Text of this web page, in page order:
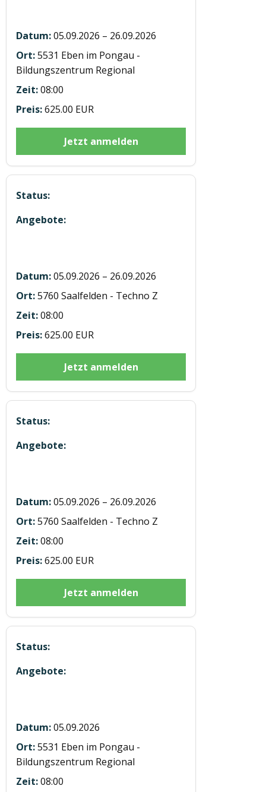
05.09.2026 – 26.09.2026
5531 Eben im Pongau -
Bildungszentrum Regional
08:00
625.00 EUR
Jetzt anmelden
05.09.2026 – 26.09.2026
5760 Saalfelden - Techno Z
08:00
625.00 EUR
Jetzt anmelden
05.09.2026 – 26.09.2026
5760 Saalfelden - Techno Z
08:00
625.00 EUR
Jetzt anmelden
05.09.2026
5531 Eben im Pongau -
Bildungszentrum Regional
08:00